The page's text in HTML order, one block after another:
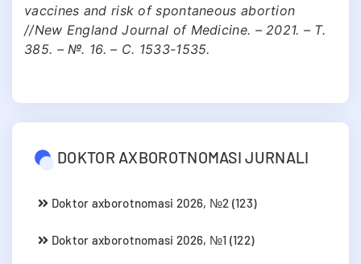
vaccines and risk of spontaneous abortion
//New England Journal of Medicine. – 2021. – Т.
385. – №. 16. – С. 1533-1535.
DOKTOR AXBOROTNOMASI JURNALI
Doktor axborotnomasi 2026, №2 (123)
Doktor axborotnomasi 2026, №1 (122)